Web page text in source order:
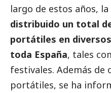
largo de estos años,
distribuido un total
portátiles en
toda España, tales
festivales. Además de
portátiles, se ha